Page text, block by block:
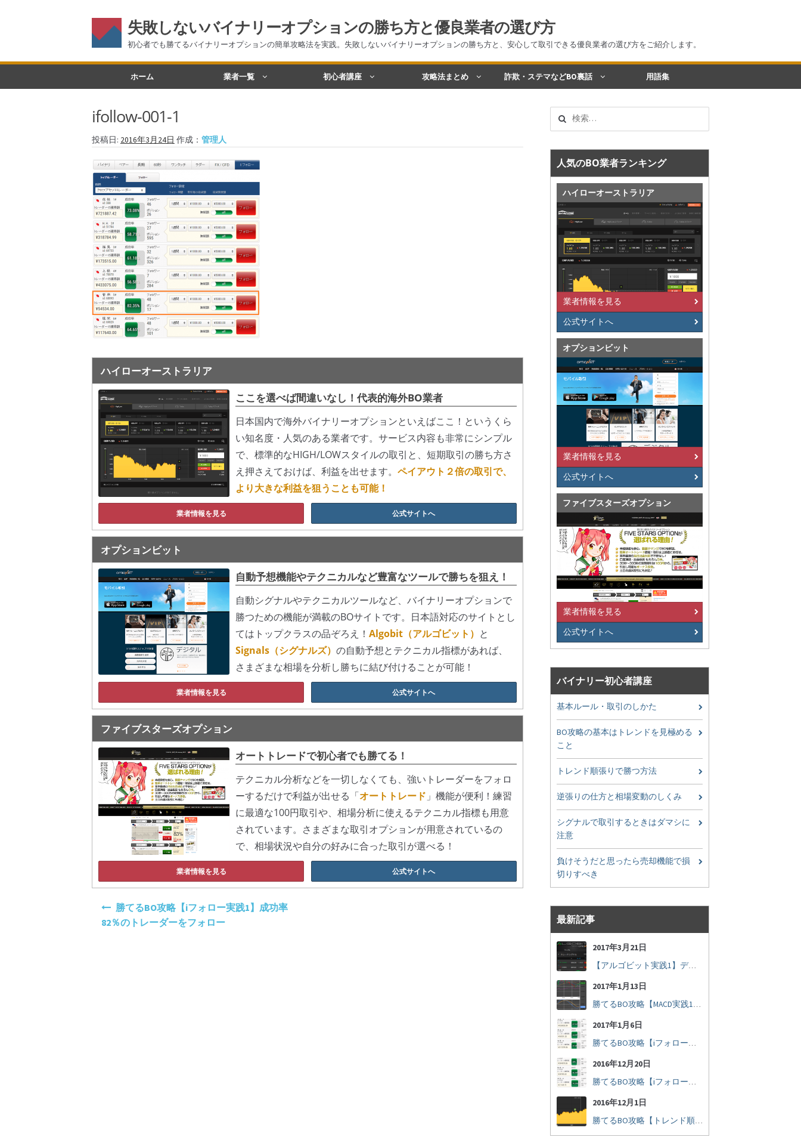
失敗しないバイナリーオプションの勝ち方と優良業者の選び方
初心者でも勝てるバイナリーオプションの簡単攻略法を実践。失敗しないバイナリーオプションの勝ち方と、安心して取引できる優良業者の選び方をご紹介します。
ナ
ー
ョ
ン
へ
ス
キ
ッ
プ
コ
ン
へ
ス
キ
ッ
プ
ホーム 業者一覧 初心者講座 攻略法まとめ 詐欺・ステマなどBO裏話 用語集
ifollow-001-1
投稿日: 2016年3月24日 作成： 管理人
ハイローオーストラリア
ここを選べば間違いなし！代表的海外BO業者
日本国内で海外バイナリーオプションといえばここ！というくら
い知名度・人気のある業者です。サービス内容も非常にシンプル
で、標準的なHIGH/LOWスタイルの取引と、短期取引の勝ち方さ
え押さえておけば、利益を出せます。 ペイアウト２倍の取引で、
より大きな利益を狙うことも可能！
業者情報を見る 公式サイトへ
オプションビット
自動予想機能やテクニカルなど豊富なツールで勝ちを狙え！
自動シグナルやテクニカルツールなど、バイナリーオプションで
勝つための機能が満載のBOサイトです。日本語対応のサイトとし
てはトップクラスの品ぞろえ！ Algobit（アルゴビット） と
Signals（シグナルズ） の自動予想とテクニカル指標があれば、
さまざまな相場を分析し勝ちに結び付けることが可能！
業者情報を見る 公式サイトへ
ファイブスターズオプション
オートトレードで初心者でも勝てる！
テクニカル分析などを一切しなくても、強いトレーダーをフォロ
ーするだけで利益が出せる「オートトレード 」機能が便利！練習
に最適な100円取引や、相場分析に使えるテクニカル指標も用意
されています。さまざまな取引オプションが用意されているの
で、相場状況や自分の好みに合った取引が選べる！
業者情報を見る 公式サイトへ
投
稿
勝てるBO攻略【iフォロー実践1】成功率
82％のトレーダーをフォロー
人気のBO業者ランキング
ハイローオーストラリア
業者情報を見る
公式サイトへ
オプションビット
業者情報を見る
公式サイトへ
ファイブスターズオプション
業者情報を見る
公式サイトへ
バイナリー初心者講座
基本ルール・取引のしかた
BO攻略の基本はトレンドを見極める
こと
トレンド順張りで勝つ方法
逆張りの仕方と相場変動のしくみ
シグナルで取引するときはダマシに
注意
負けそうだと思ったら売却機能で損
切りすべき
最新記事
2017年3月21日
【アルゴビット実践1】デフォルト設定で30秒取引
2017年1月13日
勝てるBO攻略【MACD実践16】30秒取引で勝つには
2017年1月6日
勝てるBO攻略【iフォロー実践17】フォロワーの少ない人をフォローする
2016年12月20日
勝てるBO攻略【iフォロー実践16】勝てるトレーダーを見抜く
2016年12月1日
勝てるBO攻略【トレンド順張り実践35】下落からの反発を見極める